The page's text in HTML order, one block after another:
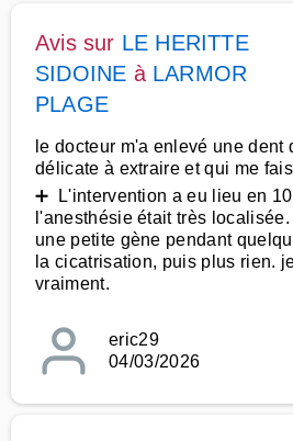
Avis sur LE HERITTE
SIDOINE à LARMOR
PLAGE
le docteur m'a enlevé une dent
délicate à extraire et qui me
➕ L'intervention a eu lieu en
l'anesthésie était très
une petite gène pendant
la cicatrisation, puis plus rien.
vraiment.
eric29
04/03/2026